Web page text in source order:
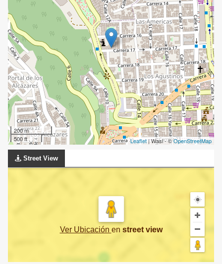
200 m
500 ft
Leaflet| Wasi - ©OpenStreetMap
Street View
Ver Ubicación en street view